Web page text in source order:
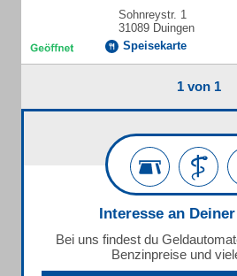
Sohnreystr. 1
31089 Duingen
Speisekarte
1 von 1
Interesse an
Bei uns findest du
Benzinpreise und